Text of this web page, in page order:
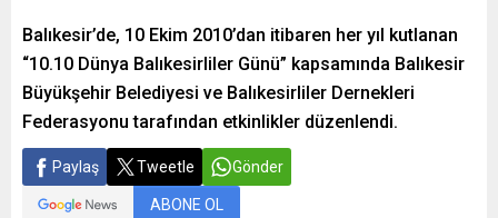
Balıkesir’de, 10 Ekim 2010’dan itibaren her yıl kutlanan
“10.10 Dünya Balıkesirliler Günü” kapsamında Balıkesir
Büyükşehir Belediyesi ve Balıkesirliler Dernekleri
Federasyonu tarafından etkinlikler düzenlendi.
Paylaş Tweetle Gönder
ABONE OL